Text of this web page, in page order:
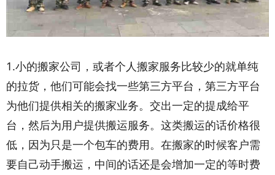
1.小的搬家公司，或者个人搬家服务比较少的就单纯
的拉货，他们可能会找一些第三方平台，第三方平台
为他们提供相关的搬家业务。交出一定的提成给平
台，然后为用户提供搬运服务。这类搬运的话价格很
低，因为只是一个包车的费用。在搬家的时候客户需
要自己动手搬运，中间的话还是会增加一定的等时费